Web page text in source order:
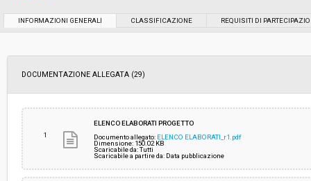
Data pubblicazione:
Svolgimento:
Responsabile attuale:
AZIENDA USL TOSCANA CENTRO - SOC
SUPPORTO AMMINISTRATIVO
INFORMAZIONI GENERALI CLASSIFICAZIONE REQUISITI DI
DOCUMENTAZIONE ALLEGATA (29)
1
ELENCO ELABORATI PROGETTO
Documento allegato: ELENCO ELABORATI_r1.pdf
Dimensione: 150.02 KB
Scaricabile da: Tutti
Scaricabile a partire da: Data pubblicazione